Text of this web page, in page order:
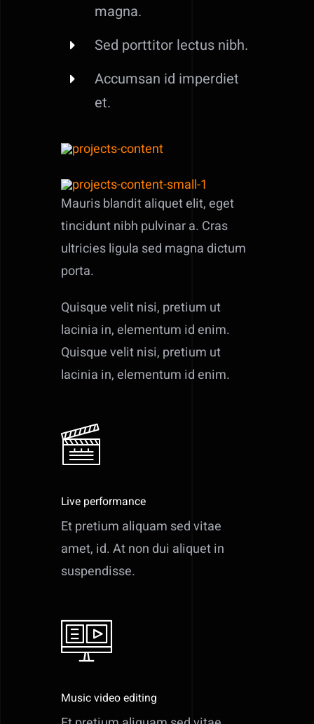
magna.
Sed porttitor lectus nibh.
Accumsan id imperdiet
et.
Mauris blandit aliquet elit, eget
tincidunt nibh pulvinar a. Cras
ultricies ligula sed magna dictum
porta.
Quisque velit nisi, pretium ut
lacinia in, elementum id enim.
Quisque velit nisi, pretium ut
lacinia in, elementum id enim.
Live performance
Et pretium aliquam sed vitae
amet, id. At non dui aliquet in
suspendisse.
Music video editing